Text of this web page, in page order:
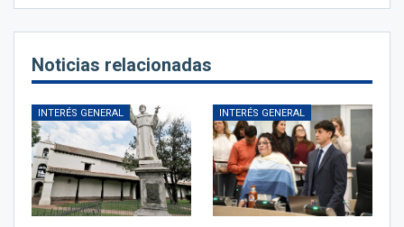
Noticias relacionadas
INTERÉS GENERAL INTERÉS GENERAL